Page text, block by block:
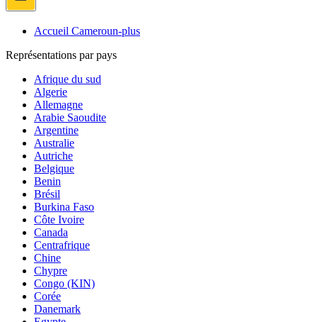
Accueil Cameroun-plus
Représentations par pays
Afrique du sud
Algerie
Allemagne
Arabie Saoudite
Argentine
Australie
Autriche
Belgique
Benin
Brésil
Burkina Faso
Côte Ivoire
Canada
Centrafrique
Chine
Chypre
Congo (KIN)
Corée
Danemark